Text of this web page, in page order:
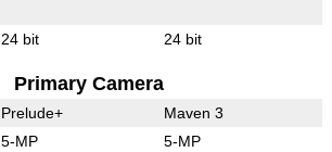
24 bit 24 bit
Primary Camera
Prelude+ Maven 3
5-MP 5-MP